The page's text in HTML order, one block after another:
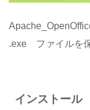
.exe ファイルを
インストール